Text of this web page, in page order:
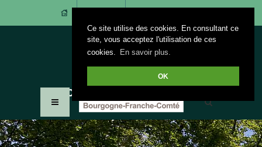
Ce site utilise des cookies. En consultant ce
site, vous acceptez l'utilisation de ces
cookies.
En savoir plus.
OK